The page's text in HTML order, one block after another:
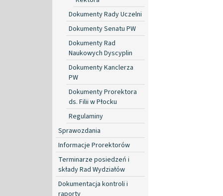
Dokumenty Rady Uczelni
Dokumenty Senatu PW
Dokumenty Rad
Naukowych Dyscyplin
Dokumenty Kanclerza
PW
Dokumenty Prorektora
ds. Filii w Płocku
Regulaminy
Sprawozdania
Informacje Prorektorów
Terminarze posiedzeń i
składy Rad Wydziałów
Dokumentacja kontroli i
raporty